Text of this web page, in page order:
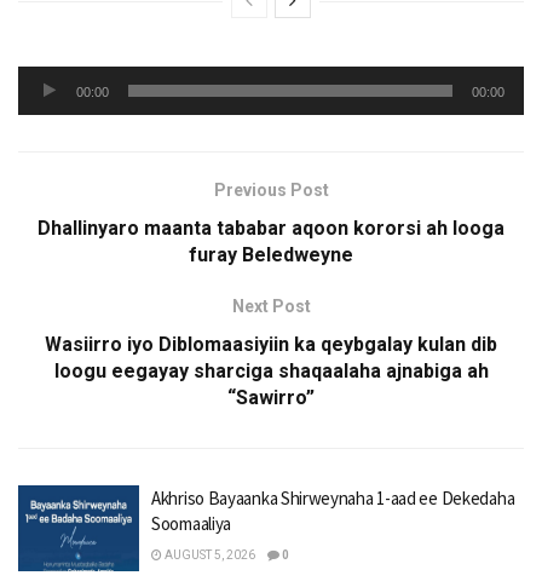
Audio
Player
00:00 00:00
Previous Post
Dhallinyaro maanta tababar aqoon kororsi ah looga
furay Beledweyne
Next Post
Wasiirro iyo Diblomaasiyiin ka qeybgalay kulan dib
loogu eegayay sharciga shaqaalaha ajnabiga ah
“Sawirro”
Akhriso Bayaanka Shirweynaha 1-aad ee Dekedaha
Soomaaliya
AUGUST 5, 2026 0